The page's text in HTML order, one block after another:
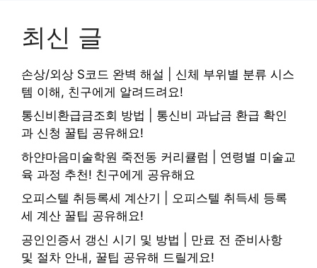
최신 글
손상/외상 S코드 완벽 해설 | 신체 부위별 분류 시스
템 이해, 친구에게 알려드려요!
통신비환급금조회 방법 | 통신비 과납금 환급 확인
과 신청 꿀팁 공유해요!
하얀마음미술학원 죽전동 커리큘럼 | 연령별 미술교
육 과정 추천! 친구에게 공유해요
오피스텔 취등록세 계산기 | 오피스텔 취득세 등록
세 계산 꿀팁 공유해요!
공인인증서 갱신 시기 및 방법 | 만료 전 준비사항
및 절차 안내, 꿀팁 공유해 드릴게요!